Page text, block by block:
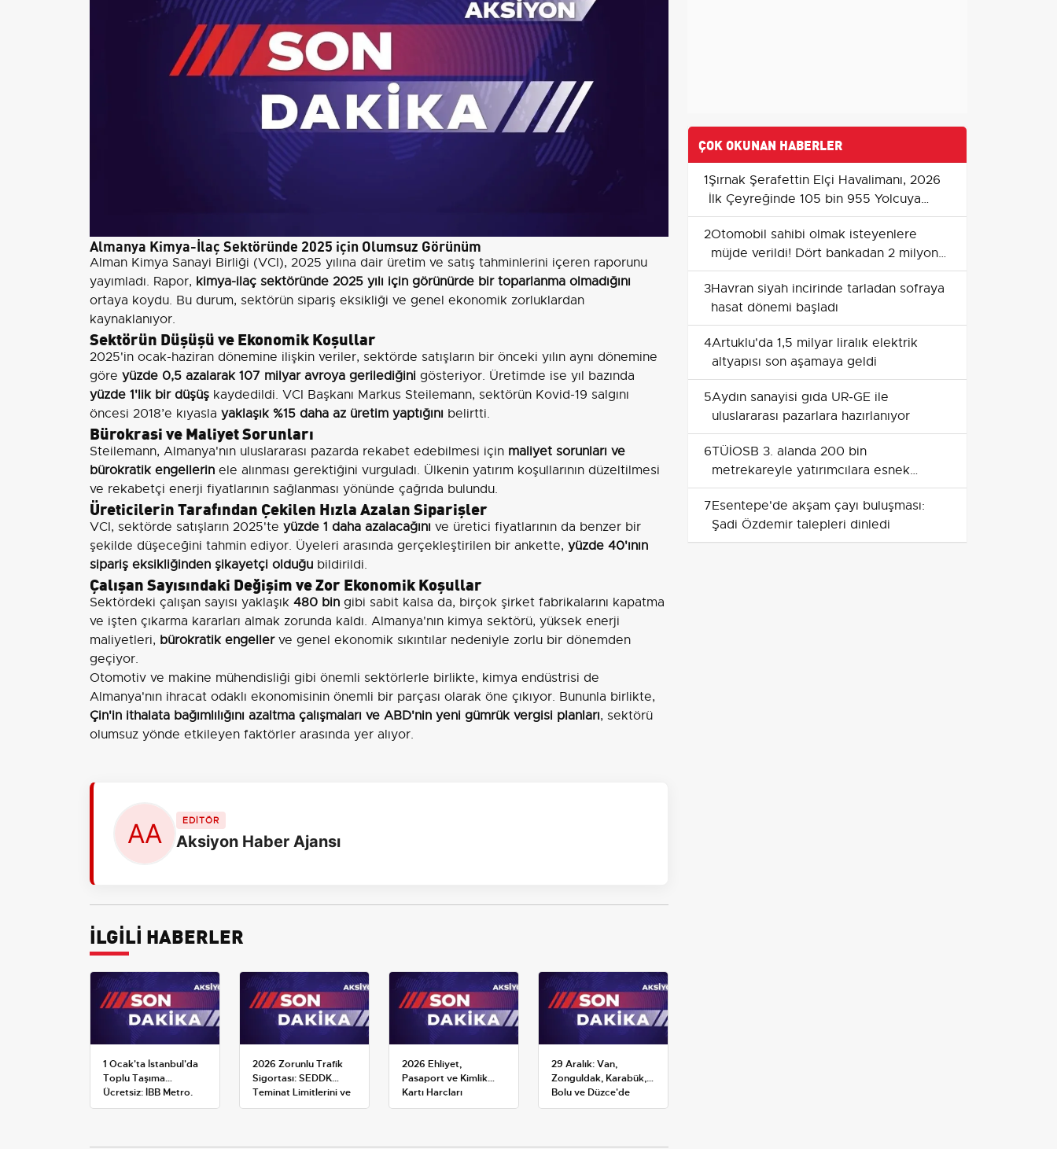
Almanya Kimya-İlaç Sektöründe 2025 için Olumsuz Görünüm
Alman Kimya Sanayi Birliği (VCI), 2025 yılına dair üretim ve satış tahminlerini içeren raporunu
yayımladı. Rapor, kimya-ilaç sektöründe 2025 yılı için görünürde bir toparlanma olmadığını
ortaya koydu. Bu durum, sektörün sipariş eksikliği ve genel ekonomik zorluklardan
kaynaklanıyor.
Sektörün Düşüşü ve Ekonomik Koşullar
2025'in ocak-haziran dönemine ilişkin veriler, sektörde satışların bir önceki yılın aynı dönemine
göre yüzde 0,5 azalarak 107 milyar avroya gerilediğini gösteriyor. Üretimde ise yıl bazında
yüzde 1'lik bir düşüş kaydedildi. VCI Başkanı Markus Steilemann, sektörün Kovid-19 salgını
öncesi 2018’e kıyasla yaklaşık %15 daha az üretim yaptığını belirtti.
Bürokrasi ve Maliyet Sorunları
Steilemann, Almanya'nın uluslararası pazarda rekabet edebilmesi için maliyet sorunları ve
bürokratik engellerin ele alınması gerektiğini vurguladı. Ülkenin yatırım koşullarının düzeltilmesi
ve rekabetçi enerji fiyatlarının sağlanması yönünde çağrıda bulundu.
Üreticilerin Tarafından Çekilen Hızla Azalan Siparişler
VCI, sektörde satışların 2025'te yüzde 1 daha azalacağını ve üretici fiyatlarının da benzer bir
şekilde düşeceğini tahmin ediyor. Üyeleri arasında gerçekleştirilen bir ankette, yüzde 40'ının
sipariş eksikliğinden şikayetçi olduğu bildirildi.
Çalışan Sayısındaki Değişim ve Zor Ekonomik Koşullar
Sektördeki çalışan sayısı yaklaşık 480 bin gibi sabit kalsa da, birçok şirket fabrikalarını kapatma
ve işten çıkarma kararları almak zorunda kaldı. Almanya'nın kimya sektörü, yüksek enerji
maliyetleri, bürokratik engellerve genel ekonomik sıkıntılar nedeniyle zorlu bir dönemden
geçiyor.
Otomotiv ve makine mühendisliği gibi önemli sektörlerle birlikte, kimya endüstrisi de
Almanya'nın ihracat odaklı ekonomisinin önemli bir parçası olarak öne çıkıyor. Bununla birlikte,
Çin'in ithalata bağımlılığını azaltma çalışmaları ve ABD'nin yeni gümrük vergisi planları, sektörü
olumsuz yönde etkileyen faktörler arasında yer alıyor.
EDİTÖR
Aksiyon Haber Ajansı
İLGİLİ HABERLER
1 Ocak'ta İstanbul'da
Toplu Taşıma
Ücretsiz: İBB Metro,
Metrobüs ve Otobüs
2026 Zorunlu Trafik
Sigortası: SEDDK
Teminat Limitlerini ve
Çoklu Araç Tarifesini
2026 Ehliyet,
Pasaport ve Kimlik
Kartı Harçları
Resmileşti: Yeni
29 Aralık: Van,
Zonguldak, Karabük,
Bolu ve Düzce'de
okullar tatil —
ÇOK OKUNAN HABERLER
1Şırnak Şerafettin Elçi Havalimanı, 2026
İlk Çeyreğinde 105 bin 955 Yolcuya
Hizmet Verdi
2Otomobil sahibi olmak isteyenlere
müjde verildi! Dört bankadan 2 milyon
TL’ye kadar araç kredisi verilecek
3Havran siyah incirinde tarladan sofraya
hasat dönemi başladı
4Artuklu'da 1,5 milyar liralık elektrik
altyapısı son aşamaya geldi
5Aydın sanayisi gıda UR‑GE ile
uluslararası pazarlara hazırlanıyor
6TÜİOSB 3. alanda 200 bin
metrekareyle yatırımcılara esnek
ödeme ve anahtar teslim fırsatı sunuyor
7Esentepe'de akşam çayı buluşması:
Şadi Özdemir talepleri dinledi